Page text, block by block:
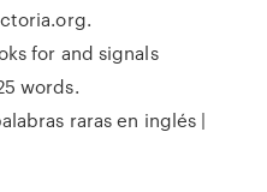
for and signals
words.
raras en inglés |